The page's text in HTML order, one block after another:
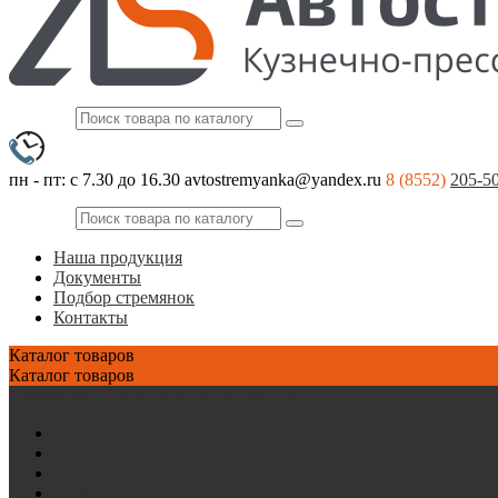
пн - пт: с 7.30 до 16.30 avtostremyanka@yandex.ru 8 (8552) 205-
Наша продукция
Документы
Подбор стремянок
Контакты
Каталог товаров
Каталог товаров